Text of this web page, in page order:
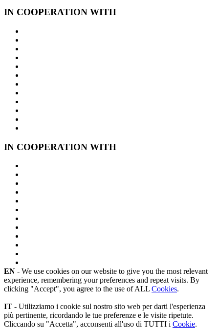
IN COOPERATION WITH
IN COOPERATION WITH
EN - We use cookies on our website to give you the most relevant
experience, remembering your preferences and repeat visits. By
clicking "Accept", you agree to the use of ALL Cookies.
IT - Utilizziamo i cookie sul nostro sito web per darti l'esperienza
più pertinente, ricordando le tue preferenze e le visite ripetute.
Cliccando su "Accetta", acconsenti all'uso di TUTTI i Cookie.